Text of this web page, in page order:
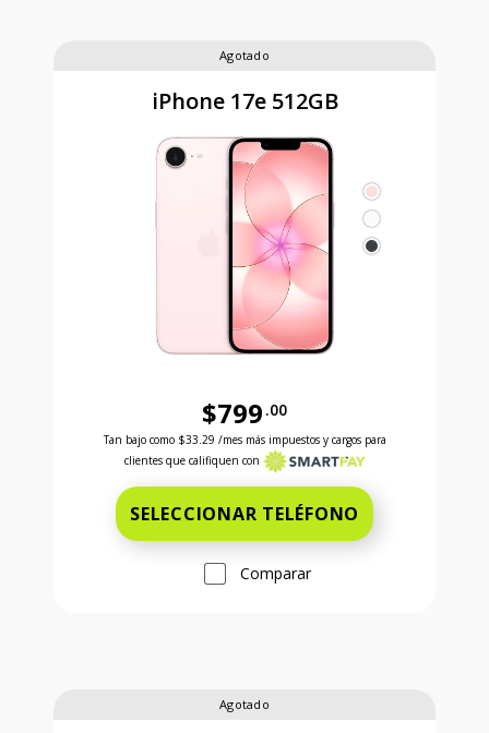
Agotado
iPhone 17e 512GB
$799 .00
Antes el precio era 799 dollars and 00 cents
Tan bajo como $33.29 /mes más impuestos y cargos para
clientes que califiquen con
SELECCIONAR TELÉFONO
Comparar
Agotado